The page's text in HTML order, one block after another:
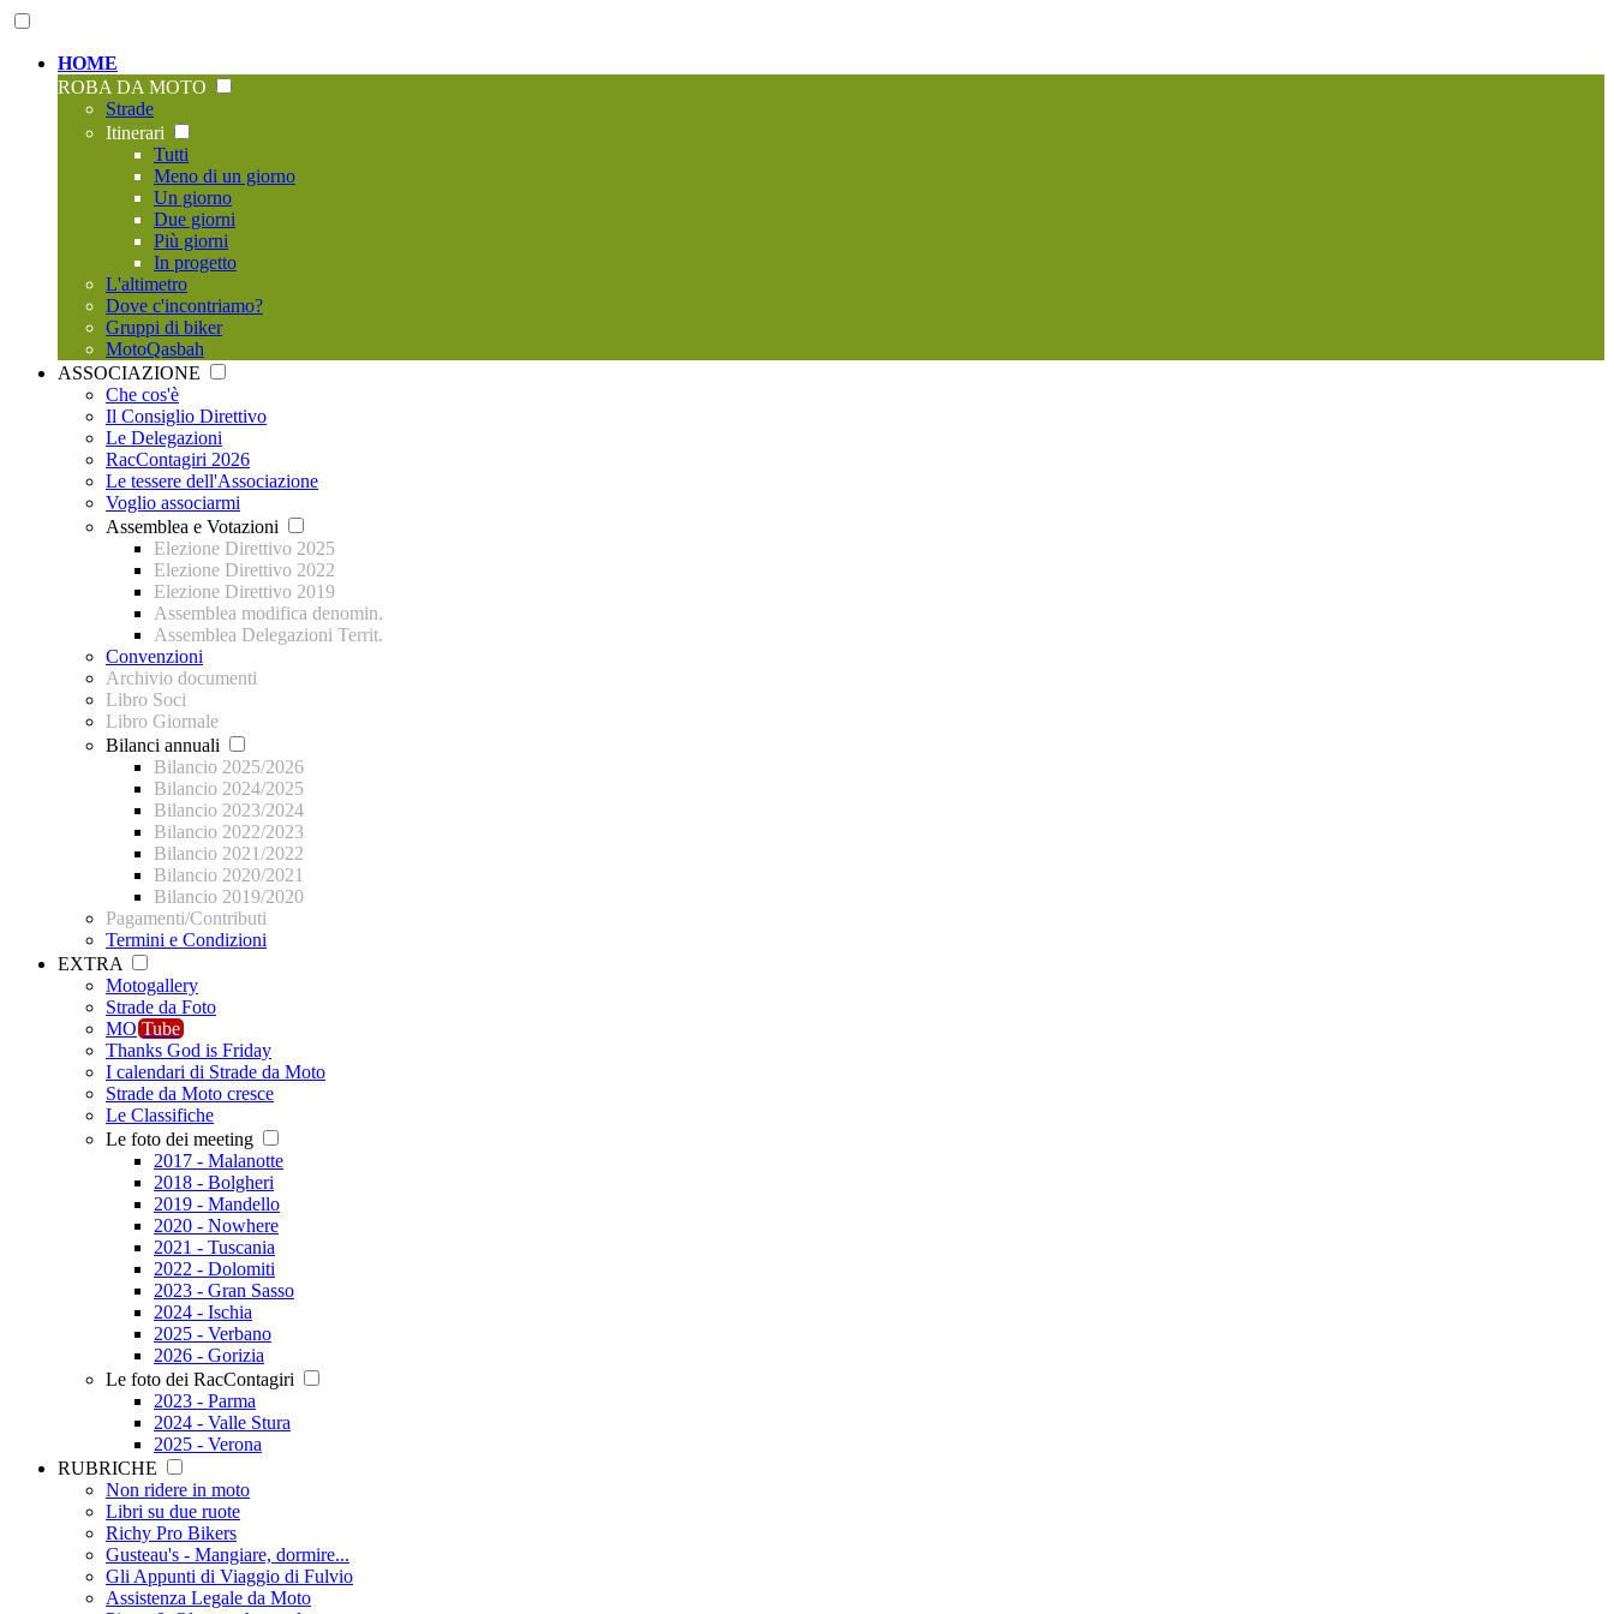
HOME
ROBA DA MOTO
Strade
Itinerari
Tutti
Meno di un giorno
Un giorno
Due giorni
Più giorni
In progetto
L'altimetro
Dove c'incontriamo?
Gruppi di biker
MotoQasbah
ASSOCIAZIONE
Che cos'è
Il Consiglio Direttivo
Le Delegazioni
RacContagiri 2026
Le tessere dell'Associazione
Voglio associarmi
Assemblea e Votazioni
Elezione Direttivo 2025
Elezione Direttivo 2022
Elezione Direttivo 2019
Assemblea modifica denomin.
Assemblea Delegazioni Territ.
Convenzioni
Archivio documenti
Libro Soci
Libro Giornale
Bilanci annuali
Bilancio 2025/2026
Bilancio 2024/2025
Bilancio 2023/2024
Bilancio 2022/2023
Bilancio 2021/2022
Bilancio 2020/2021
Bilancio 2019/2020
Pagamenti/Contributi
Termini e Condizioni
EXTRA
Motogallery
Strade da Foto
MO Tube
Thanks God is Friday
I calendari di Strade da Moto
Strade da Moto cresce
Le Classifiche
Le foto dei meeting
2017 - Malanotte
2018 - Bolgheri
2019 - Mandello
2020 - Nowhere
2021 - Tuscania
2022 - Dolomiti
2023 - Gran Sasso
2024 - Ischia
2025 - Verbano
2026 - Gorizia
Le foto dei RacContagiri
2023 - Parma
2024 - Valle Stura
2025 - Verona
RUBRICHE
Non ridere in moto
Libri su due ruote
Richy Pro Bikers
Gusteau's - Mangiare, dormire...
Gli Appunti di Viaggio di Fulvio
Assistenza Legale da Moto